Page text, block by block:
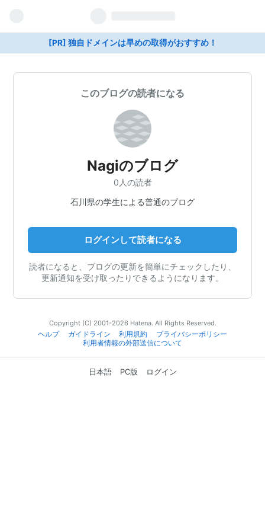
[PR] 独自ドメインは早めの取得がおすすめ！
このブログの読者になる
Nagiのブログ
0人の読者
石川県の学生による普通のブログ
ログインして読者になる
読者になると、ブログの更新を簡単にチェックしたり、
更新通知を受け取ったりできるようになります。
Copyright (C) 2001-2026 Hatena. All Rights Reserved.
ヘルプ
ガイドライン 利用規約
プライバシーポリシー
利用者情報の外部送信について
日本語 PC版 ログイン